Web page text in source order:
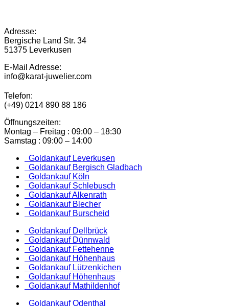
Adresse:
Bergische Land Str. 34
51375 Leverkusen
E-Mail Adresse:
info@karat-juwelier.com
Telefon:
(+49) 0214 890 88 186
Öffnungszeiten:
Montag – Freitag : 09:00 – 18:30
Samstag : 09:00 – 14:00
Goldankauf Leverkusen
Goldankauf Bergisch Gladbach
Goldankauf Köln
Goldankauf Schlebusch
Goldankauf Alkenrath
Goldankauf Blecher
Goldankauf Burscheid
Goldankauf Dellbrück
Goldankauf Dünnwald
Goldankauf Fettehenne
Goldankauf Höhenhaus
Goldankauf Lützenkichen
Goldankauf Höhenhaus
Goldankauf Mathildenhof
Goldankauf Odenthal